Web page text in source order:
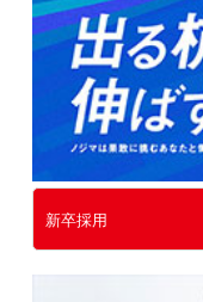
新卒採用